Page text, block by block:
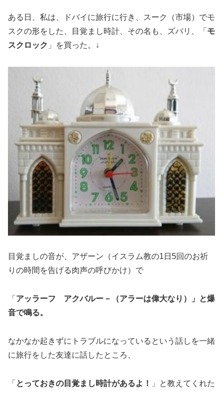
ある日、私は、ドバイに旅行に行き、スーク（市場）でモ
スクの形をした、目覚まし時計、その名も、ズバリ、「 モ
スクロック 」を買った。↓
目覚ましの音が、アザーン（イスラム教の1日5回のお祈
りの時間を告げる肉声の呼びかけ）で
「 アッラーフ アクバルー－（アラーは偉大なり）」と爆
音で鳴る。
なかなか起きずにトラブルになっているという話しを一緒
に旅行をした友達に話したところ、
「 とっておきの目覚まし時計があるよ！
」と教えてくれた